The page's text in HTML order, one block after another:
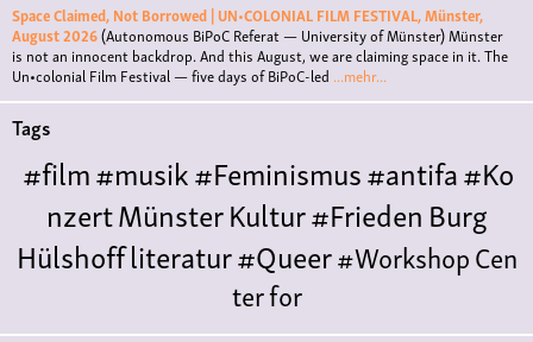
Space Claimed, Not Borrowed | UN•COLONIAL FILM FESTIVAL, Münster,
August 2026(Autonomous BiPoC Referat — University of Münster)Münster
is not an innocent backdrop. And this August, we are claiming space in it. The
Un•colonial Film Festival — five days of BiPoC-led ...mehr...
Tags
#film#musik#Feminismus#antifa#Ko
nzertMünsterKultur#FriedenBurg
Hülshoffliteratur#Queer#WorkshopCen
ter for
LiteraturePolyamoriePolytreff#liveKonzert